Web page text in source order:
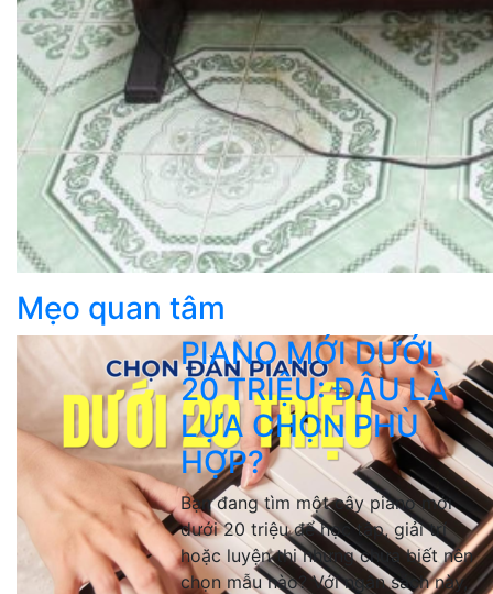
Mẹo quan tâm
PIANO MỚI DƯỚI
20 TRIỆU: ĐÂU LÀ
LỰA CHỌN PHÙ
HỢP?
Bạn đang tìm một cây piano mới
dưới 20 triệu để học tập, giải trí
hoặc luyện thi nhưng chưa biết nên
chọn mẫu nào? Với ngân sách này,